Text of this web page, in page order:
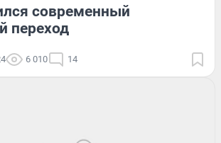
современный
переход
6 010 14